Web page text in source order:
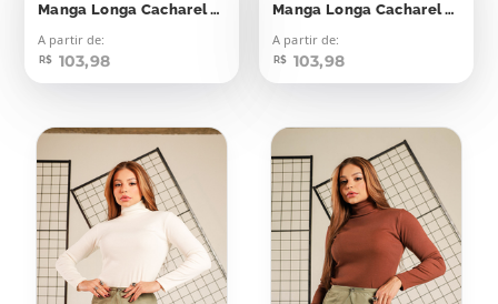
Manga Longa Cacharel Canelada Bege Concha
A partir de:
R$ 103,98
Manga Longa Cacharel Canelada Bege Supernatural
A partir de:
R$ 103,98